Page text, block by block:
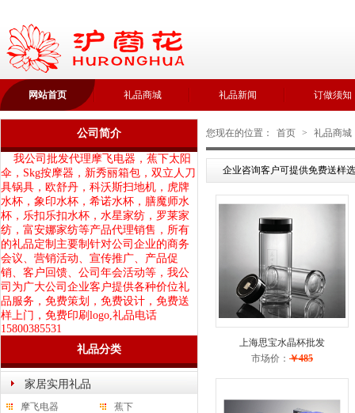
网站首页 礼品商城 礼品新闻 订做须知
公司简介
我公司批发代理摩飞电器，蕉下太阳
伞，Skg按摩器，新秀丽箱包，双立人刀
具锅具，欧舒丹，科沃斯扫地机，虎牌
水杯，象印水杯，希诺水杯，膳魔师水
杯，乐扣乐扣水杯，水星家纺，罗莱家
纺，富安娜家纺等产品代理销售，所有
的礼品定制主要制针对公司企业的商务
会议、营销活动、宣传推广、产品促
销、客户回馈、公司年会活动等，我公
司为广大公司企业客户提供各种价位礼
品服务，免费策划，免费设计，免费送
样上门，免费印刷logo,礼品电话
15800385531
礼品分类
家居实用礼品
摩飞电器
蕉下
您现在的位置： 首页 > 礼品商城
企业咨询客户可提供免费送样
上海思宝水晶杯批发
市场价： ￥485